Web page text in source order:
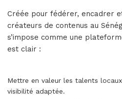
Créée pour fédérer, encadrer
créateurs de contenus au
s’impose comme une
est clair :
Mettre en valeur les talents
visibilité adaptée.